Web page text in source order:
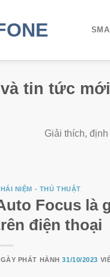
tin tức
Giải thích,
NIỆM - THỦ THUẬT
Focus là
điện thoại
PHÁT HÀNH31/10/2023